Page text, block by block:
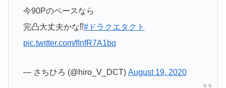
今90Pのペースなら
完凸大丈夫かな⁉️#ドラクエタクト
pic.twitter.com/fInfR7A1bq
— さちひろ (@hiro_V_DCT) August 19, 2020